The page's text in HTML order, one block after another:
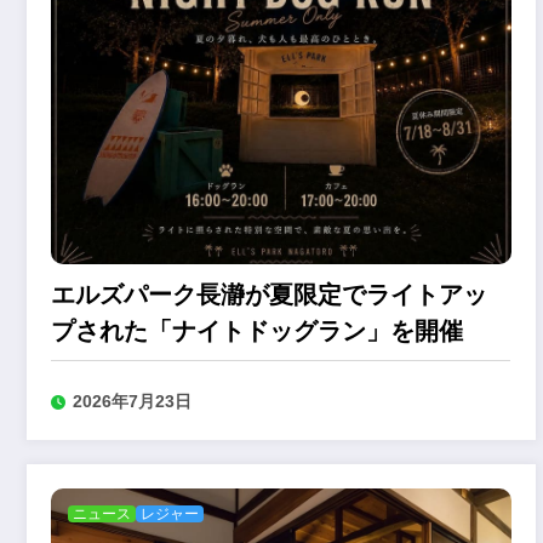
エルズパーク長瀞が夏限定でライトアッ
プされた「ナイトドッグラン」を開催
2026年7月23日
ニュース レジャー